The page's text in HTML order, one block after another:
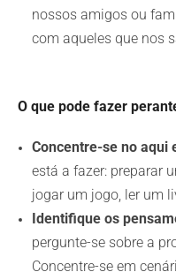
nossos amigos ou
com aqueles que nos
O que pode fazer
Concentre-se no aqui
está a fazer: preparar
jogar um jogo, ler um
Identifique os
pergunte-se sobre a
Concentre-se em